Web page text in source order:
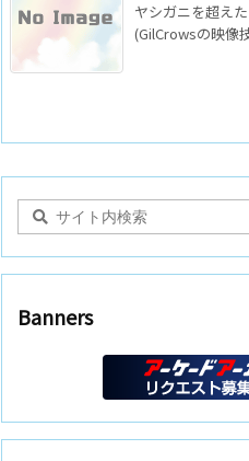
ヤシガニを超え
(GilCrowsの映像
Banners